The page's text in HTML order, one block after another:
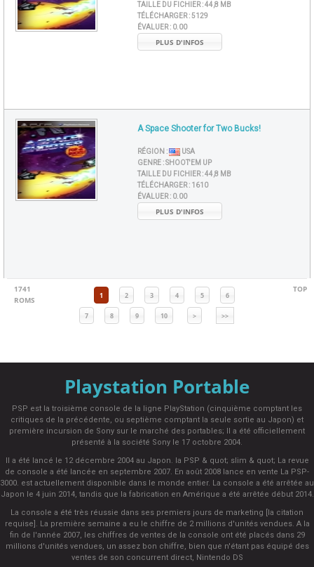
TAILLE DU FICHIER :44,8 MB
TÉLÉCHARGER :5129
ÉVALUER : 0.00
PLUS D'INFOS
A Space Shooter for Two Bucks!
RÉGION :
USA
GENRE :SHOOT'EM UP
TAILLE DU FICHIER :44,8 MB
TÉLÉCHARGER : 1610
ÉVALUER : 0.00
PLUS D'INFOS
1741
ROMS
1 2 3 4 5 6
7 8 9 10 > >>
TOP
Playstation Portable
PSP est la troisième console de la ligne PlayStation (cinquième comptant les
critiques de la précédente, ou septième comptant la seule sortie au Japon) et
première incursion de Sony sur le marché des portables; Il a été officiellement
présenté à la société Sony le 17 octobre 2004.
Il a été lancé le 12 décembre 2004 au Japon. la PSP & quot; slim & quot; La revue
de console a été lancée en septembre 2007. En août 2008 lance en vente La PSP-
3000. est actuellement disponible dans le monde entier. La console a été arrêtée au
Japon le 4 juin 2014, tandis que la fabrication en Amérique a été arrêtée début 2014.
La console a été très réussie dans ses premiers jours de marketing [la citation
requise]. La première semaine a eu le chiffre de 2 millions d'unités vendues. A la
fin de l'année 2007, les chiffres de ventes de la console ont été placés dans 29
millions d'unités vendues, un assez bon chiffre, bien que n'étant pas équipé des
ventes de son concurrent direct, Nintendo DS